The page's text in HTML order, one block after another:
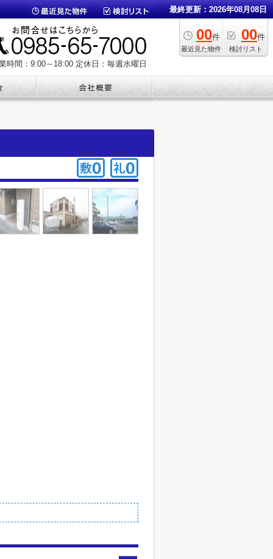
最終更新：2026年08月08日
00件
最近見た物件
00件
検討リスト
時間：9:00～18:00 定休日：毎週水曜日